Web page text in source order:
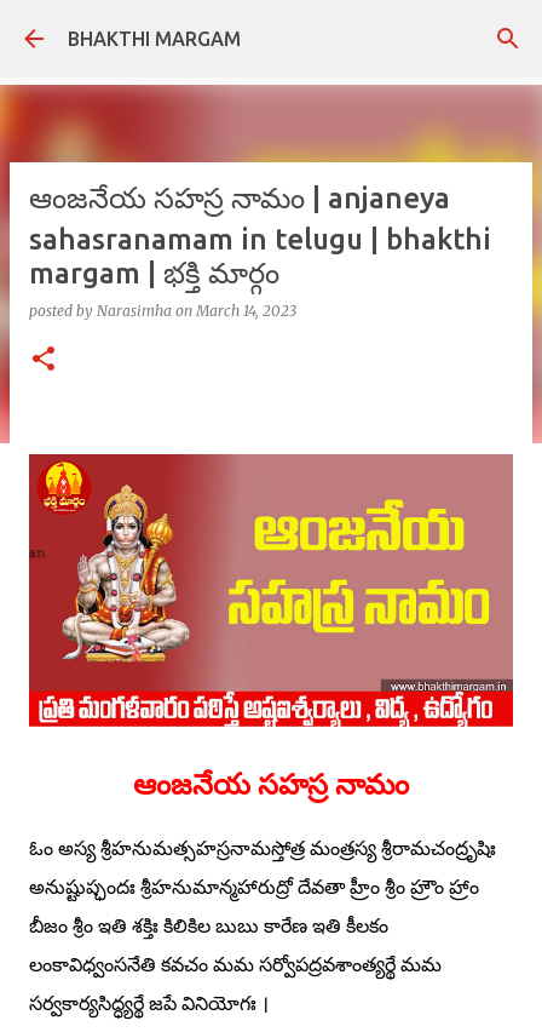
Skip to main content
BHAKTHI MARGAM
ఆంజనేయ సహస్ర నామం | anjaneya
sahasranamam in telugu | bhakthi
margam | భక్తి మార్గం
posted by Narasimha onMarch 14, 2023
ఆంజనేయ సహస్ర నామం
ఓం అస్య శ్రీహనుమత్సహస్రనామస్తోత్ర మంత్రస్య శ్రీరామచంద్రృషిః
అనుష్టుప్ఛందః శ్రీహనుమాన్మహారుద్రో దేవతా హ్రీం శ్రీం హ్రౌం హ్రాం
బీజం శ్రీం ఇతి శక్తిః కిలికిల బుబు కారేణ ఇతి కీలకం
లంకావిధ్వంసనేతి కవచం మమ సర్వోపద్రవశాంత్యర్థే మమ
సర్వకార్యసిద్ధ్యర్థే జపే వినియోగః ।